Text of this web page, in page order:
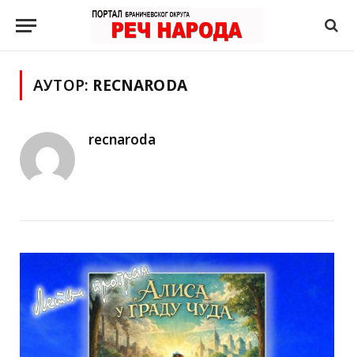
АУТОР: RECNARODA
recnaroda